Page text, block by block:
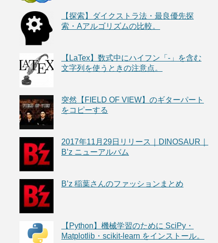
【探索】ダイクストラ法・最良優先探
索・Aアルゴリズムの比較。
【LaTex】数式中にハイフン「-」を含む
文字列を使うときの注意点。
突然【FIELD OF VIEW】のギターパート
をコピーする
2017年11月29日リリース｜DINOSAUR｜
B’z ニューアルバム
B’z 稲葉さんのファッションまとめ
【Python】機械学習のために SciPy・
Matplotlib・scikit-learn をインストール。